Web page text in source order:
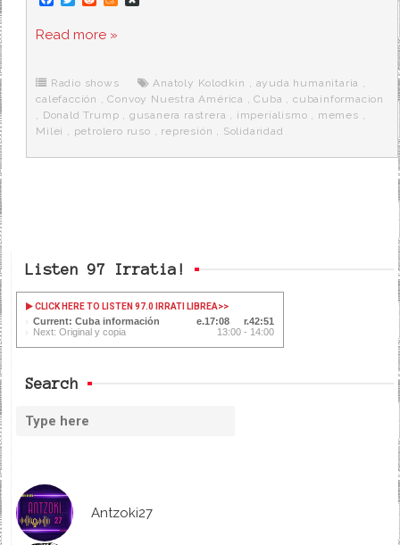
e
o
k
t
r
d
e
r
a
Read more »
Radio shows Anatoly Kolodkin , ayuda humanitaria ,
calefacción ,Convoy Nuestra América ,Cuba ,cubainformacion
, Donald Trump , gusanera rastrera , imperialismo , memes ,
Milei , petrolero ruso , represión , Solidaridad
Listen 97 Irratia!
CLICK HERE TO LISTEN 97.0 IRRATI LIBREA>>
Current: Cuba información 17:08
42:51
Next: Original y copia
13:00 - 14:00
Search
Antzoki27